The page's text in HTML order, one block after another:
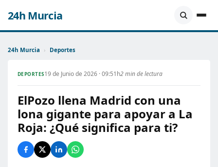
24h Murcia
24h Murcia › Deportes
DEPORTES19 de Junio de 2026 · 09:51h2 min de lectura
ElPozo llena Madrid con una
lona gigante para apoyar a La
Roja: ¿Qué significa para ti?